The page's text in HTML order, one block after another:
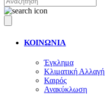
ΚΟΙΝΩΝΙΑ
Έγκλημα
Κλιματική Αλλαγή
Καιρός
Ανακύκλωση